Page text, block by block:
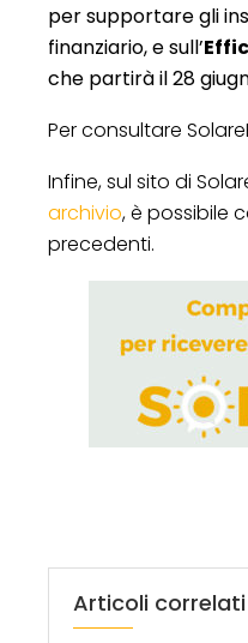
per supportare gli
finanziario, e sull’
che partirà il 28
Per consultare
Infine, sul sito di
archivio, è possibile
precedenti.
Articoli correlati